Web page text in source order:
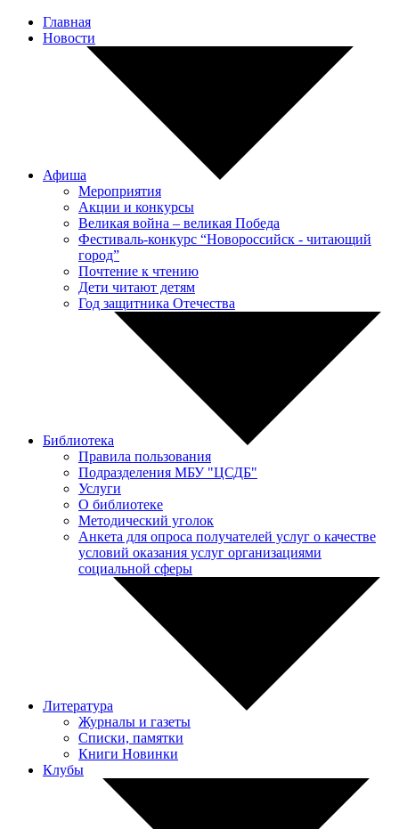
Главная
Новости
Афиша
Мероприятия
Акции и конкурсы
Великая война – великая Победа
Фестиваль-конкурс “Новороссийск - читающий
город”
Почтение к чтению
Дети читают детям
Год защитника Отечества
Библиотека
Правила пользования
Подразделения МБУ "ЦСДБ"
Услуги
О библиотеке
Методический уголок
Анкета для опроса получателей услуг о качестве
условий оказания услуг организациями
социальной сферы
Литература
Журналы и газеты
Списки, памятки
Книги Новинки
Клубы